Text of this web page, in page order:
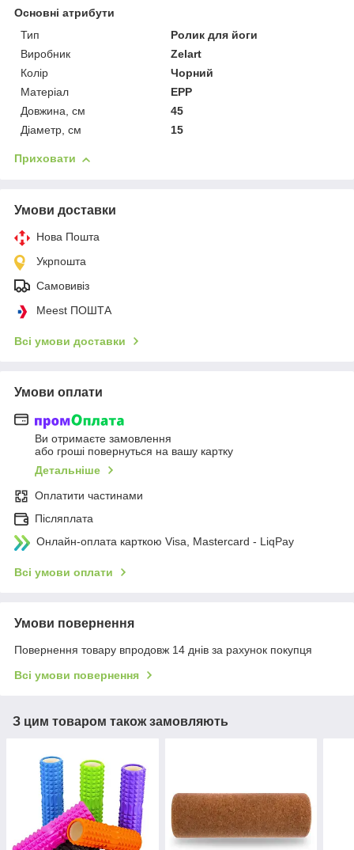
Основні атрибути
Тип
Ролик для йоги
Виробник
Zelart
Колір
Чорний
Матеріал
EPP
Довжина, см
45
Діаметр, см
15
Приховати
Умови доставки
Нова Пошта
Укрпошта
Самовивіз
Meest ПОШТА
Всі умови доставки
Умови оплати
Ви отримаєте замовлення
або гроші повернуться на вашу картку
Детальніше
Оплатити частинами
Післяплата
Онлайн-оплата карткою Visa, Mastercard - LiqPay
Всі умови оплати
Умови повернення
Повернення товару впродовж 14 днів за рахунок покупця
Всі умови повернення
З цим товаром також замовляють